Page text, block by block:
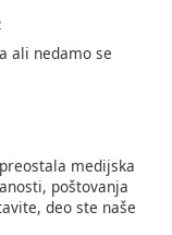
ali nedamo se
medijska
poštovanja
deo ste naše